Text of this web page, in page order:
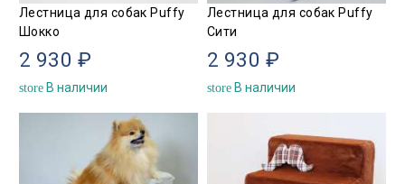
Лестница для собак Puffy
Шокко
2 930 ₽
store В наличии
Лестница для собак Puffy
Сити
2 930 ₽
store В наличии